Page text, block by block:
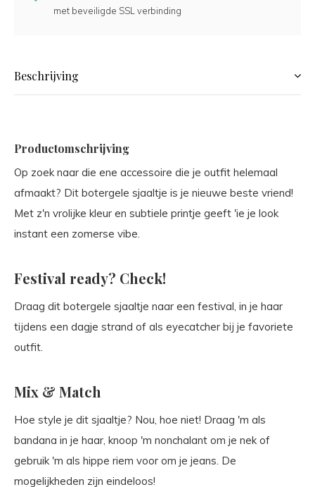
met beveiligde SSL verbinding
Beschrijving
Productomschrijving
Op zoek naar die ene accessoire die je outfit helemaal
afmaakt? Dit botergele sjaaltje is je nieuwe beste vriend!
Met z'n vrolijke kleur en subtiele printje geeft 'ie je look
instant een zomerse vibe.
Festival ready? Check!
Draag dit botergele sjaaltje naar een festival, in je haar
tijdens een dagje strand of als eyecatcher bij je favoriete
outfit.
Mix & Match
Hoe style je dit sjaaltje? Nou, hoe niet! Draag 'm als
bandana in je haar, knoop 'm nonchalant om je nek of
gebruik 'm als hippe riem voor om je jeans. De
mogelijkheden zijn eindeloos!